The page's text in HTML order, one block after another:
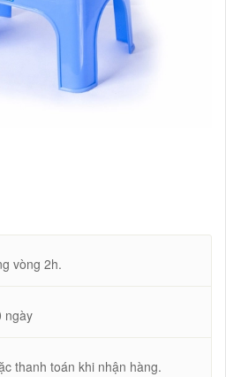
vòng 2h.
ngày
thanh toán khi nhận hàng.